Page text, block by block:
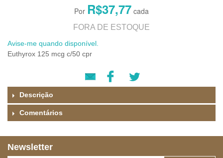
R$37,77
FORA DE ESTOQUE
Avise-me quando disponível.
Euthyrox 125 mcg c/50 cpr
Descrição
Comentários
Newsletter